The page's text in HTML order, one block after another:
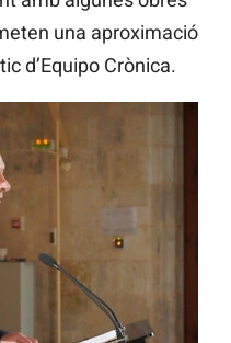
una aproximació
d’Equipo Crònica.